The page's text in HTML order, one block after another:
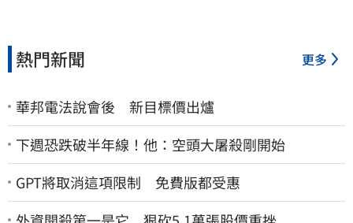
熱門新聞 更多
華邦電法說會後 新目標價出爐
下週恐跌破半年線！他：空頭大屠殺剛開始
GPT將取消這項限制 免費版都受惠